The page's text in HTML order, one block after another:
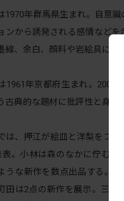
年群馬県生まれ。自意
ンから誘発される感情など
線、余白、顔料や岩絵具によ
1961年京都府生まれ。2000
古典的な題材に批評性と身体
、押江が絵皿と洋梨をコラ
。小林は森のなかに佇む椅
うな新作を数点出品する。
田は2点の新作を展示。三沢